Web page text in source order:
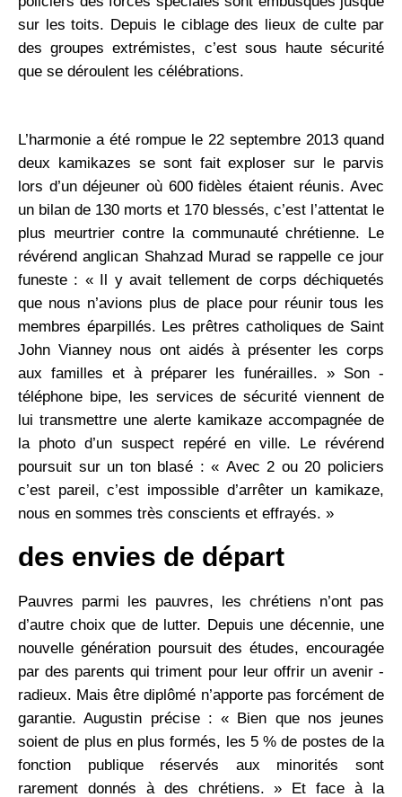
sur les toits. Depuis le ­ciblage des lieux de culte par
des ­groupes extrémistes, c’est sous haute sécurité
que se déroulent les célébrations.
L’harmonie a été rompue le 22 septembre 2013 quand
deux kamikazes se sont fait exploser sur le parvis
lors d’un déjeuner où 600 fidèles étaient réunis. Avec
un bilan de 130 morts et 170 blessés, c’est l’attentat le
plus meurtrier contre la communauté chrétienne. Le
révérend anglican ­Shahzad Murad se rappelle ce jour
funeste : « Il y avait tellement de corps déchiquetés
que nous n’avions plus de place pour réunir tous les
membres éparpillés. Les prêtres catholiques de Saint
John Vianney nous ont aidés à présenter les corps
aux familles et à préparer les funérailles. » Son ­
téléphone bipe, les services de sécurité viennent de
lui transmettre une alerte kamikaze accompagnée de
la photo d’un suspect repéré en ville. Le ­révérend
poursuit sur un ton blasé : « Avec 2 ou 20 policiers
c’est pareil, c’est ­impossible d’arrêter un kamikaze,
nous en sommes très conscients et ­effrayés. »
des envies de départ
Pauvres parmi les pauvres, les chrétiens n’ont pas
d’autre choix que de lutter. Depuis une décennie, une
nouvelle génération poursuit des études, encouragée
par des parents qui ­triment pour leur offrir un avenir ­
radieux. Mais être diplômé n’apporte pas forcément de
garantie. Augustin précise : « Bien que nos jeunes
soient de plus en plus formés, les 5 % de postes de la
fonction publique réservés aux ­minorités sont
rarement donnés à des chrétiens. » Et face à la